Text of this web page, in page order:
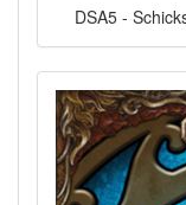
DSA5 -